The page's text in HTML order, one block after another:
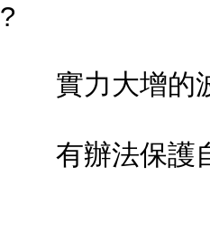
?
實力大增的
有辦法保護自